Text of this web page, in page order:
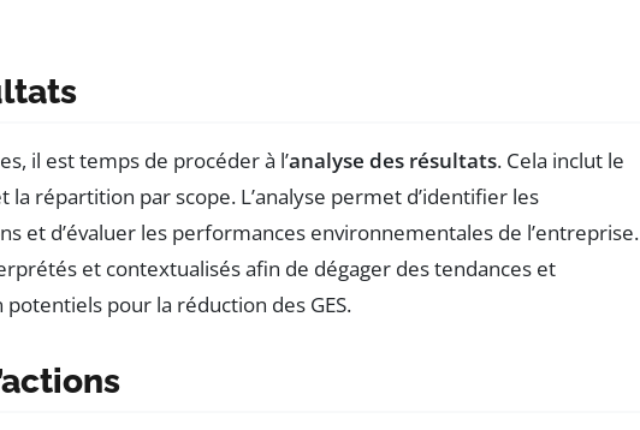
il est temps de procéder à l’analyse des résultats. Cela inclut le
la répartition par scope. L’analyse permet d’identifier les
et d’évaluer les performances environnementales de l’entreprise.
et contextualisés afin de dégager des tendances et
potentiels pour la réduction des GES.